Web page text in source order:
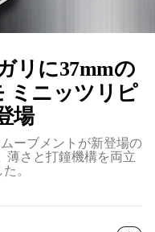
リに37mmの
ミニッツリピ
場
ーブメントが新登場の
薄さと打鐘機構を両立
。